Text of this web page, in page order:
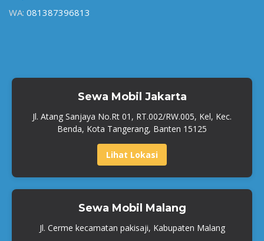
WA: 081387396813
Sewa Mobil Jakarta
Jl. Atang Sanjaya No.Rt 01, RT.002/RW.005, Kel, Kec.
Benda, Kota Tangerang, Banten 15125
Lihat Lokasi
Sewa Mobil Malang
Jl. Cerme kecamatan pakisaji, Kabupaten Malang